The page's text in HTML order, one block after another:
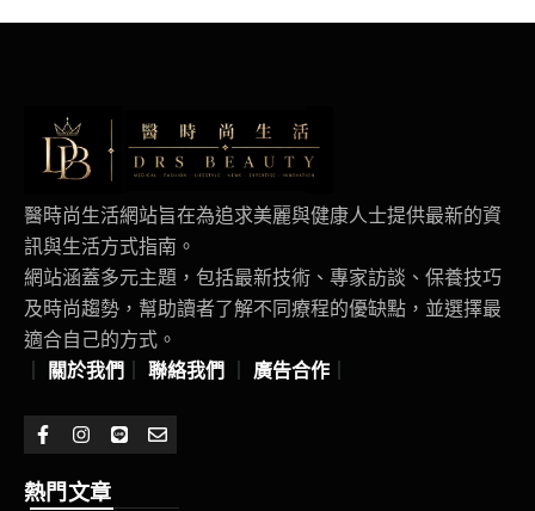
醫時尚生活網站旨在為追求美麗與健康人士提供最新的資
訊與生活方式指南。
網站涵蓋多元主題，包括最新技術、專家訪談、保養技巧
及時尚趨勢，幫助讀者了解不同療程的優缺點，並選擇最
適合自己的方式。
關於我們 聯絡我們 廣告合作
熱門文章